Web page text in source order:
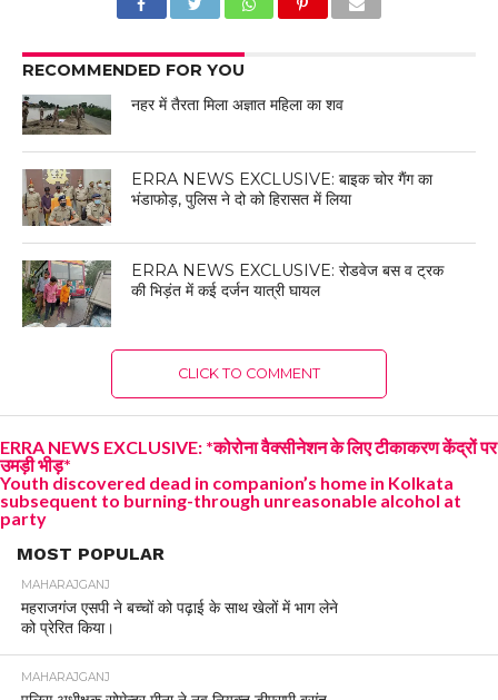
RECOMMENDED FOR YOU
नहर में तैरता मिला अज्ञात महिला का शव
ERRA NEWS EXCLUSIVE: बाइक चोर गैंग का
भंडाफोड़, पुलिस ने दो को हिरासत में लिया
ERRA NEWS EXCLUSIVE: रोडवेज बस व ट्रक
की भिड़ंत में कई दर्जन यात्री घायल
CLICK TO COMMENT
ERRA NEWS EXCLUSIVE: *कोरोना वैक्सीनेशन के लिए टीकाकरण केंद्रों पर
उमड़ी भीड़*
Youth discovered dead in companion’s home in Kolkata
subsequent to burning-through unreasonable alcohol at
party
MOST POPULAR
MAHARAJGANJ
महराजगंज एसपी ने बच्चों को पढ़ाई के साथ खेलों में भाग लेने
को प्रेरित किया।
MAHARAJGANJ